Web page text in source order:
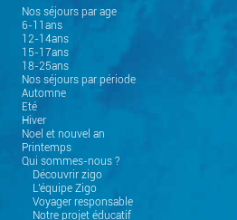
Nos séjours par age
6-11ans
12-14ans
15-17ans
18-25ans
Nos séjours par période
Automne
Eté
Hiver
Noel et nouvel an
Printemps
Qui sommes-nous ?
Découvrir zigo
L'équipe Zigo
Voyager responsable
Notre projet éducatif